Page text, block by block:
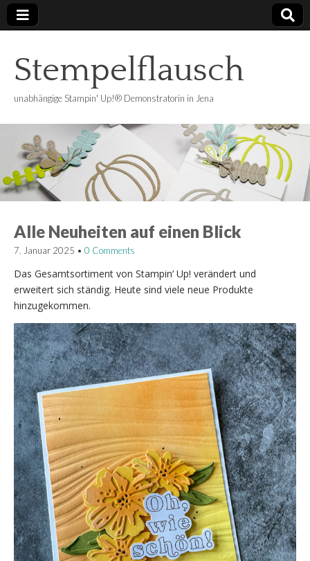
Stempelflausch
unabhängige Stampin' Up!® Demonstratorin in Jena
Alle Neuheiten auf einen Blick
7. Januar 2025 • 0 Comments
Das Gesamtsortiment von Stampin‘ Up! verändert und
erweitert sich ständig. Heute sind viele neue Produkte
hinzugekommen.